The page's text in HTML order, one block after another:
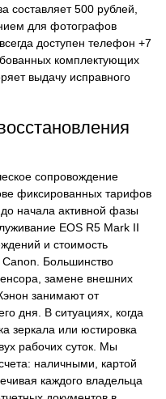
составляет 500 рублей,
для фотографов
доступен телефон +7
комплектующих
выдачу исправного
сопровождение
фиксированных тарифов
до начала активной фазы
EOS R5 Mark II
и стоимость
Большинство
замене внешних
занимают от
дня. В ситуациях, когда
зеркала или юстировка
рабочих суток. Мы
наличными, картой
каждого владельца